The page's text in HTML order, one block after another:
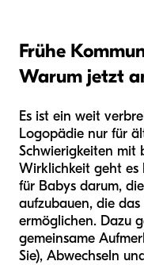
Frühe
Warum jetzt
Es ist ein weit
Logopädie nur für
Schwierigkeiten mit
Wirklichkeit geht
für Babys darum,
aufzubauen, die
ermöglichen. Dazu
gemeinsame
Sie), Abwechseln